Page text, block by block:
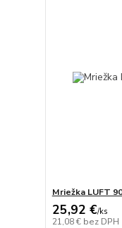
Mriežka LUFT
25,92 €/ks
21,08 € bez DPH